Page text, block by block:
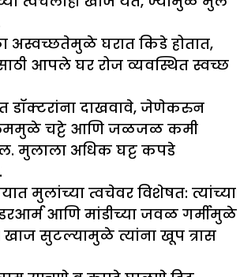
अस्वच्छतेमुळे घरात किडे होतात,
आपले घर रोज व्यवस्थित स्वच्छ
डॉक्टरांना दाखवावे, जेणेकरुन
चट्टे आणि जळजळ कमी
मुलाला अधिक घट्ट कपडे
मुलांच्या त्वचेवर विशेषत: त्यांच्या
आणि मांडीच्या जवळ गर्मीमुळे
सुटल्यामुळे त्यांना खूप त्रास